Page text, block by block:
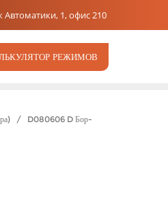
Автоматики, 1, офис 210
РЕЖИМОВ
/ D080606 D Бор-